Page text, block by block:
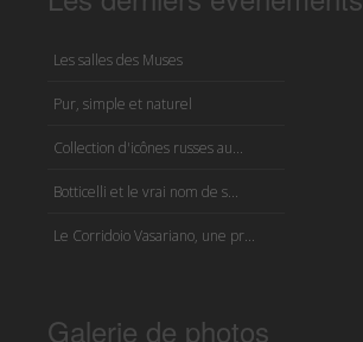
Les salles des Muses
Pur, simple et naturel
Collection d'icônes russes au...
Botticelli et le vrai nom de s...
Le Corridoio Vasariano, une pr...
Galerie de photos